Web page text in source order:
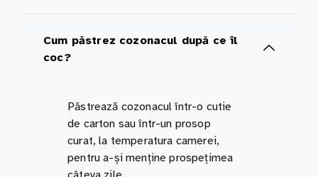
Cum păstrez cozonacul după ce îl
coc?
Păstrează cozonacul într-o cutie
de carton sau într-un prosop
curat, la temperatura camerei,
pentru a-și menține prospețimea